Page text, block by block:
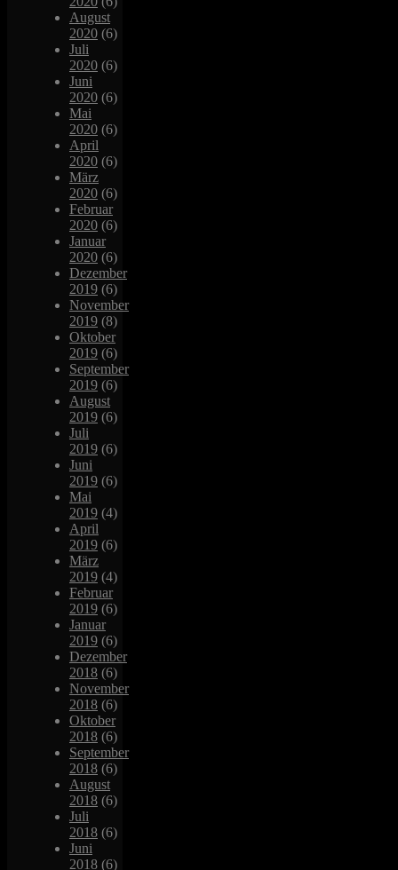
August
2020 (6)
Juli
2020 (6)
Juni
2020 (6)
Mai
2020 (6)
April
2020 (6)
März
2020 (6)
Februar
2020 (6)
Januar
2020 (6)
Dezember
2019 (6)
November
2019 (8)
Oktober
2019 (6)
September
2019 (6)
August
2019 (6)
Juli
2019 (6)
Juni
2019 (6)
Mai
2019 (4)
April
2019 (6)
März
2019 (4)
Februar
2019 (6)
Januar
2019 (6)
Dezember
2018 (6)
November
2018 (6)
Oktober
2018 (6)
September
2018 (6)
August
2018 (6)
Juli
2018 (6)
Juni
2018 (6)